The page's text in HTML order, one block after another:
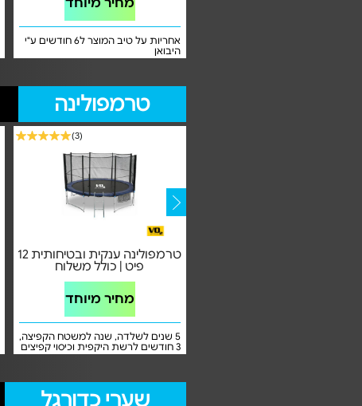
אחריות על טיב המוצר ל6 חודשים ע"י
היבואן
טרמפולינה
(3)
טרמפולינה ענקית ובטיחותית 12
פיט | כולל משלוח
מחיר מיוחד
5 שנים לשלדה, שנה למשטח הקפיצה,
3 חודשים לרשת היקפית וכיסוי קפיצים
שערי כדורגל